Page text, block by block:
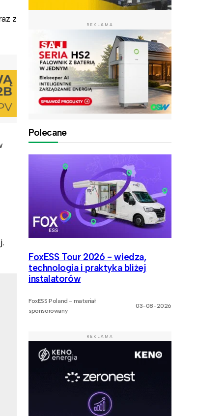
z
REKLAMA
Polecane
FoxESS Tour 2026 - wiedza,
technologia i praktyka bliżej
instalatorów
FoxESS Poland - materiał
sponsorowany
03-08-2026
REKLAMA